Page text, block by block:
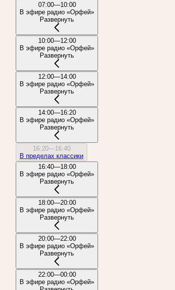
07:00—10:00
В эфире радио «Орфей»
Развернуть
10:00—12:00
В эфире радио «Орфей»
Развернуть
12:00—14:00
В эфире радио «Орфей»
Развернуть
14:00—16:20
В эфире радио «Орфей»
Развернуть
16:20—16:40
В пределах классики
16:40—18:00
В эфире радио «Орфей»
Развернуть
18:00—20:00
В эфире радио «Орфей»
Развернуть
20:00—22:00
В эфире радио «Орфей»
Развернуть
22:00—00:00
В эфире радио «Орфей»